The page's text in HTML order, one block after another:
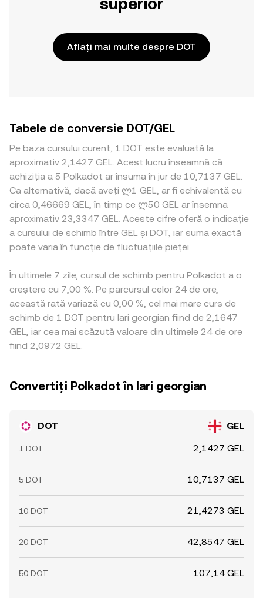
Aflați mai multe despre DOT
Tabele de conversie DOT/GEL
Pe baza cursului curent, 1 DOT este evaluată la
aproximativ 2,1427 GEL. Acest lucru înseamnă că
achiziția a 5 Polkadot ar însuma în jur de 10,7137 GEL.
Ca alternativă, dacă aveți ლ1 GEL, ar fi echivalentă cu
circa 0,46669 GEL, în timp ce ლ50 GEL ar însemna
aproximativ 23,3347 GEL. Aceste cifre oferă o indicație
a cursului de schimb între GEL și DOT, iar suma exactă
poate varia în funcție de fluctuațiile pieței.
În ultimele 7 zile, cursul de schimb pentru Polkadot a o
creștere cu 7,00 %. Pe parcursul celor 24 de ore,
această rată variază cu 0,00 %, cel mai mare curs de
schimb de 1 DOT pentru lari georgian fiind de 2,1647
GEL, iar cea mai scăzută valoare din ultimele 24 de ore
fiind 2,0972 GEL.
Convertiți Polkadot în lari georgian
DOT GEL
1 DOT 2,1427 GEL
5 DOT 10,7137 GEL
10 DOT 21,4273 GEL
20 DOT 42,8547 GEL
50 DOT 107,14 GEL